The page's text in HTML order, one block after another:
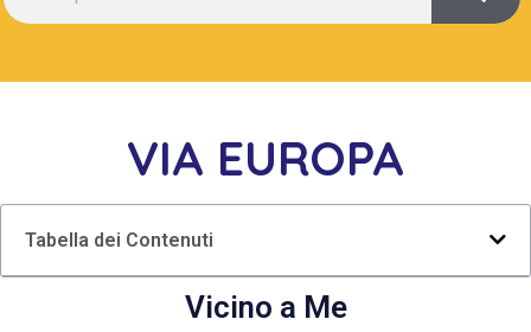
VIA EUROPA
Tabella dei Contenuti
Vicino a Me